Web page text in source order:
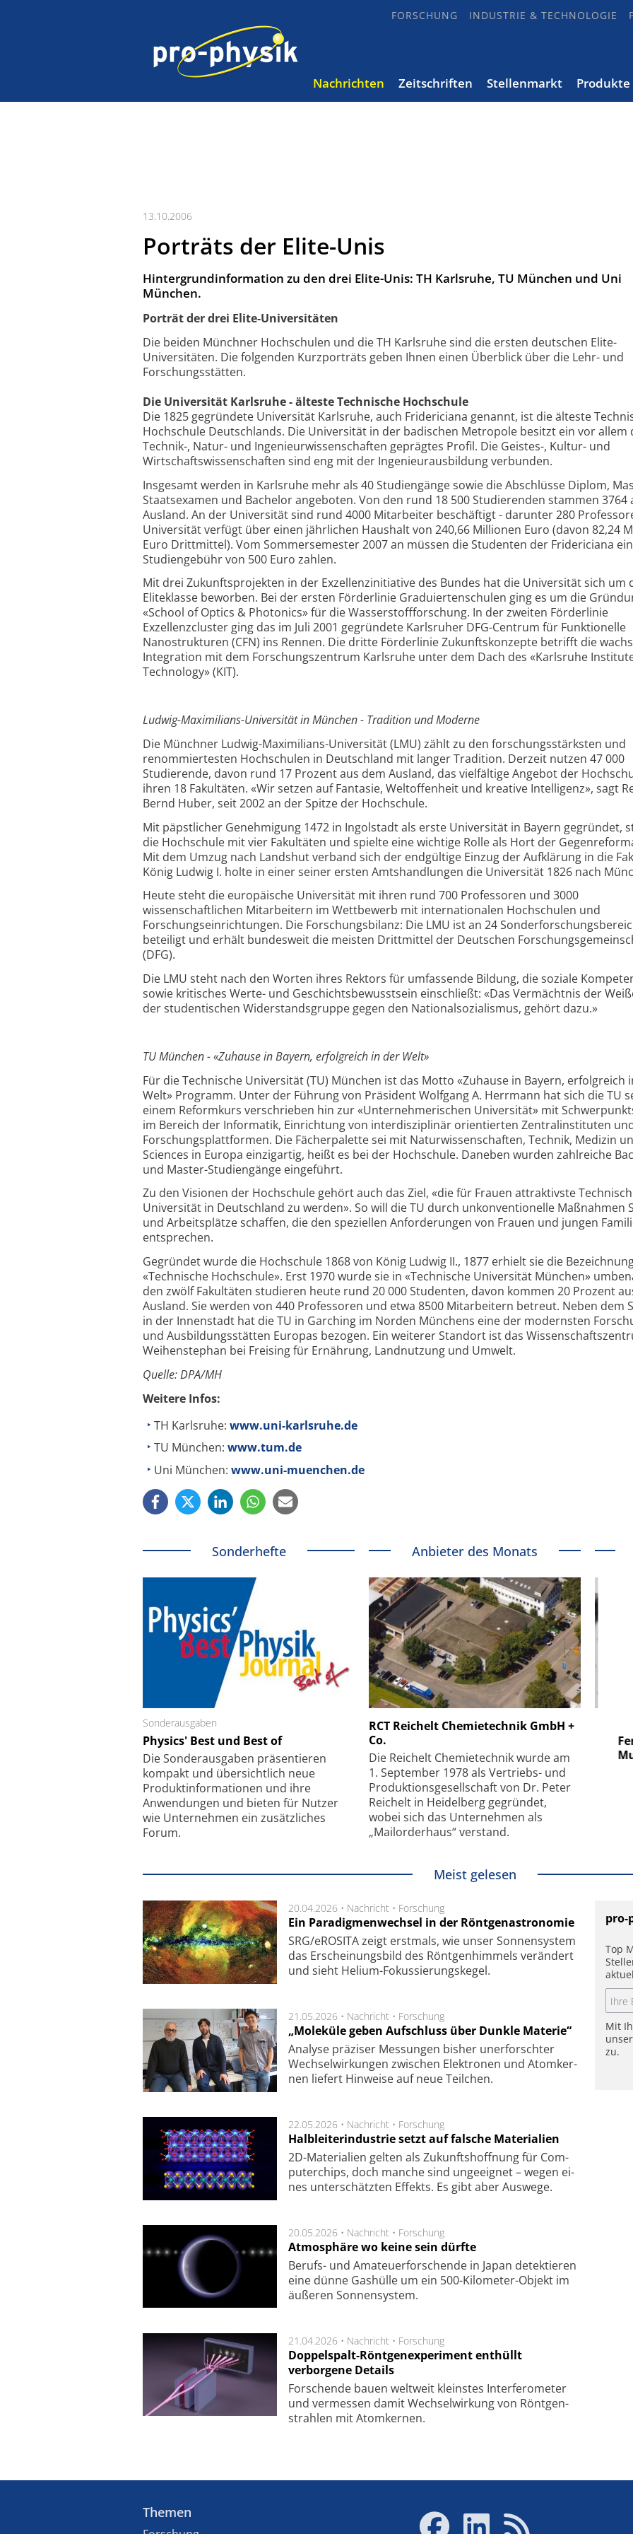
FORSCHUNG INDUSTRIE & TECHNOLOGIE
Nachrichten Zeitschriften Stellenmarkt Produkte
13.10.2006
Porträts der Elite-Unis
Hintergrundinformation zu den drei Elite-Unis: TH Karlsruhe, TU München und Uni
München.
Porträt der drei Elite-Universitäten
Die beiden Münchner Hochschulen und die TH Karlsruhe sind die ersten deutschen Elite-
Universitäten. Die folgenden Kurzporträts geben Ihnen einen Überblick über die Lehr- und
Forschungsstätten.
Die Universität Karlsruhe - älteste Technische Hochschule
Die 1825 gegründete Universität Karlsruhe, auch Fridericiana genannt, ist die älteste
Hochschule Deutschlands. Die Universität in der badischen Metropole besitzt ein vor allem
Technik-, Natur- und Ingenieurwissenschaften geprägtes Profil. Die Geistes-, Kultur- und
Wirtschaftswissenschaften sind eng mit der Ingenieurausbildung verbunden.
Insgesamt werden in Karlsruhe mehr als 40 Studiengänge sowie die Abschlüsse Diplom,
Staatsexamen und Bachelor angeboten. Von den rund 18 500 Studierenden stammen 3764
Ausland. An der Universität sind rund 4000 Mitarbeiter beschäftigt - darunter 280
Universität verfügt über einen jährlichen Haushalt von 240,66 Millionen Euro (davon 82,24
Euro Drittmittel). Vom Sommersemester 2007 an müssen die Studenten der Fridericiana
Studiengebühr von 500 Euro zahlen.
Mit drei Zukunftsprojekten in der Exzellenzinitiative des Bundes hat die Universität sich um
Eliteklasse beworben. Bei der ersten Förderlinie Graduiertenschulen ging es um die
«School of Optics & Photonics» für die Wasserstoffforschung. In der zweiten Förderlinie
Exzellenzcluster ging das im Juli 2001 gegründete Karlsruher DFG-Centrum für Funktionelle
Nanostrukturen (CFN) ins Rennen. Die dritte Förderlinie Zukunftskonzepte betrifft die
Integration mit dem Forschungszentrum Karlsruhe unter dem Dach des «Karlsruhe
Technology» (KIT).
Ludwig-Maximilians-Universität in München - Tradition und Moderne
Die Münchner Ludwig-Maximilians-Universität (LMU) zählt zu den forschungsstärksten und
renommiertesten Hochschulen in Deutschland mit langer Tradition. Derzeit nutzen 47 000
Studierende, davon rund 17 Prozent aus dem Ausland, das vielfältige Angebot der
ihren 18 Fakultäten. «Wir setzen auf Fantasie, Weltoffenheit und kreative Intelligenz», sagt
Bernd Huber, seit 2002 an der Spitze der Hochschule.
Mit päpstlicher Genehmigung 1472 in Ingolstadt als erste Universität in Bayern gegründet,
die Hochschule mit vier Fakultäten und spielte eine wichtige Rolle als Hort der
Mit dem Umzug nach Landshut verband sich der endgültige Einzug der Aufklärung in die
König Ludwig I. holte in einer seiner ersten Amtshandlungen die Universität 1826 nach
Heute steht die europäische Universität mit ihren rund 700 Professoren und 3000
wissenschaftlichen Mitarbeitern im Wettbewerb mit internationalen Hochschulen und
Forschungseinrichtungen. Die Forschungsbilanz: Die LMU ist an 24
beteiligt und erhält bundesweit die meisten Drittmittel der Deutschen
(DFG).
Die LMU steht nach den Worten ihres Rektors für umfassende Bildung, die soziale
sowie kritisches Werte- und Geschichtsbewusstsein einschließt: «Das Vermächtnis der
der studentischen Widerstandsgruppe gegen den Nationalsozialismus, gehört dazu.»
TU München - «Zuhause in Bayern, erfolgreich in der Welt»
Für die Technische Universität (TU) München ist das Motto «Zuhause in Bayern, erfolgreich
Welt» Programm. Unter der Führung von Präsident Wolfgang A. Herrmann hat sich die TU
einem Reformkurs verschrieben hin zur «Unternehmerischen Universität» mit
im Bereich der Informatik, Einrichtung von interdisziplinär orientierten Zentralinstituten
Forschungsplattformen. Die Fächerpalette sei mit Naturwissenschaften, Technik, Medizin
Sciences in Europa einzigartig, heißt es bei der Hochschule. Daneben wurden zahlreiche
und Master-Studiengänge eingeführt.
Zu den Visionen der Hochschule gehört auch das Ziel, «die für Frauen attraktivste
Universität in Deutschland zu werden». So will die TU durch unkonventionelle Maßnahmen
und Arbeitsplätze schaffen, die den speziellen Anforderungen von Frauen und jungen
entsprechen.
Gegründet wurde die Hochschule 1868 von König Ludwig II., 1877 erhielt sie die
«Technische Hochschule». Erst 1970 wurde sie in «Technische Universität München»
den zwölf Fakultäten studieren heute rund 20 000 Studenten, davon kommen 20 Prozent
Ausland. Sie werden von 440 Professoren und etwa 8500 Mitarbeitern betreut. Neben dem
in der Innenstadt hat die TU in Garching im Norden Münchens eine der modernsten
und Ausbildungsstätten Europas bezogen. Ein weiterer Standort ist das
Weihenstephan bei Freising für Ernährung, Landnutzung und Umwelt.
Quelle: DPA/MH
Weitere Infos:
TH Karlsruhe: www.uni-karlsruhe.de
TU München: www.tum.de
Uni München: www.uni-muenchen.de
Sonderhefte
Sonderausgaben
Physics' Best und Best of
Die Sonder­ausgaben präsentieren
kompakt und übersichtlich neue
Produkt­informationen und ihre
Anwendungen und bieten für Nutzer
wie Unternehmen ein zusätzliches
Forum.
Anbieter des Monats
RCT Reichelt Chemietechnik GmbH +
Co.
Die Reichelt Chemietechnik wurde am
1. September 1978 als Vertriebs- und
Produktionsgesellschaft von Dr. Peter
Reichelt in Heidelberg gegründet,
wobei sich das Unternehmen als
„Mailorderhaus“ verstand.
Faserkoppler mit Super-
Feinfokussierungsmechanismus
SmarAct GmbH
kleinstem Raum
Meist gelesen
20.04.2026 • Nachricht • Forschung
Ein Paradigmenwechsel in der Röntgenastronomie
SRG/eROSITA zeigt erst­mals, wie unser Son­nen­sys­tem
das Er­schei­nungs­bild des Rönt­gen­him­mels ver­än­dert
und sieht Helium-Fokus­sie­rungs­ke­gel.
21.05.2026 • Nachricht • Forschung
„Moleküle geben Aufschluss über Dunkle Materie“
Analyse prä­zi­ser Mes­sung­en bis­her un­er­for­schter
Wech­sel­wir­kung­en zwi­schen Elek­tro­nen und Atom­ker­
nen lie­fert Hin­wei­se auf neue Teil­chen.
22.05.2026 • Nachricht • Forschung
Halbleiterindustrie setzt auf falsche Materialien
2D-Mate­ri­a­li­en gel­ten als Zu­kunfts­hoff­nung für Com­
pu­ter­chips, doch man­che sind un­ge­eig­net – we­gen ei­
nes un­ter­schätz­ten Ef­fekts. Es gibt aber Aus­we­ge.
20.05.2026 • Nachricht • Forschung
Atmosphäre wo keine sein dürfte
Berufs- und Ama­teuer­for­schen­de in Japan de­tek­tie­ren
eine dün­ne Gas­hül­le um ein 500-Kilo­meter-Objekt im
äu­ße­ren Son­nen­sys­tem.
21.04.2026 • Nachricht • Forschung
Doppelspalt-Röntgenexperiment enthüllt
verborgene Details
For­schen­de bau­en welt­weit kleins­tes In­ter­fe­ro­me­ter
und ver­mes­sen da­mit Wech­sel­wir­kung von Rönt­gen­
strah­len mit Atom­ker­nen.
pro-
Top
Mit
zu.
Themen